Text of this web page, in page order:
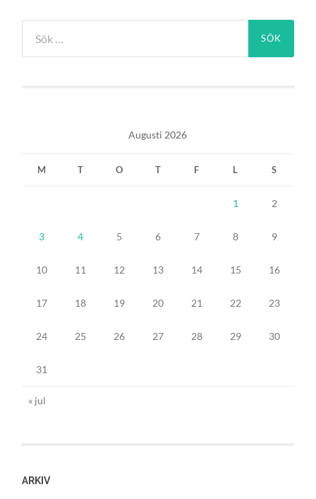
efter:
Augusti 2026
M T O T F L S
1 2
3 4 5 6 7 8 9
10 11 12 13 14 15 16
17 18 19 20 21 22 23
24 25 26 27 28 29 30
31
« jul
ARKIV